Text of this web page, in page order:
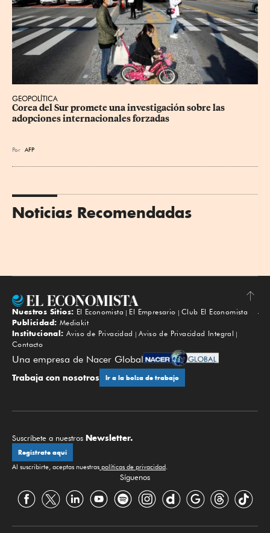
GEOPOLÍTICA
Corea del Sur promete una investigación sobre las
adopciones internacionales forzadas
Por AFP
Noticias Recomendadas
Subir
Nuestros Sitios: El Economista El Empresario
Club El Economista
Publicidad: Mediakit
Institucional: Aviso de Privacidad
Aviso de Privacidad Integral
Contacto
Una empresa de Nacer Global
Trabaja con nosotros Ir a la bolsa de trabajo
Suscríbete a nuestros Newsletter.
Regístrate aquí
Al suscribirte, aceptas nuestras políticas de privacidad.
Síguenos